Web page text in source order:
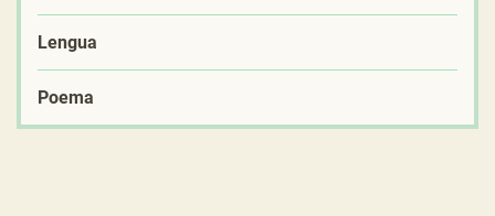
Lengua
Poema